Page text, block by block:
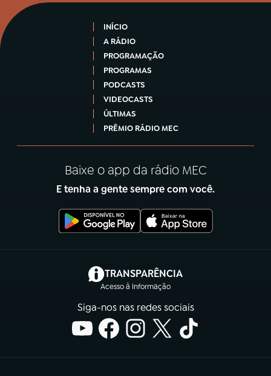
INÍCIO
A RÁDIO
PROGRAMAÇÃO
PROGRAMAS
PODCASTS
VIDEOCASTS
ÚLTIMAS
PRÊMIO RÁDIO MEC
Baixe o app da rádio MEC
E tenha a gente sempre com você.
TRANSPARÊNCIA
Acesso à Informação
(abre em nova aba)
Siga-nos nas redes sociais